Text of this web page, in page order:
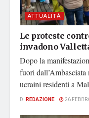
ATTUALITÀ
Le proteste
invadono
Dopo la
fuori
ucraini residenti a
DI REDAZIONE 26